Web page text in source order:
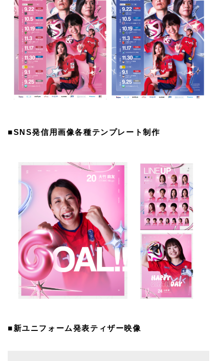
■SNS発信用画像各種テンプレート制作
■新ユニフォーム発表ティザー映像